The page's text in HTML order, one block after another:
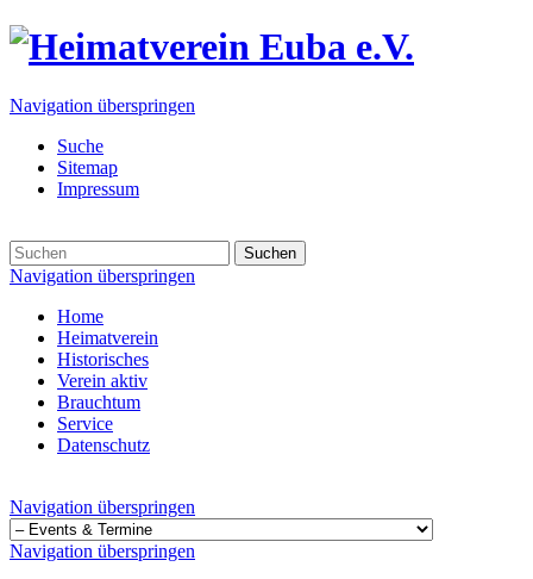
Navigation überspringen
Suche
Sitemap
Impressum
Suchen
Navigation überspringen
Home
Heimatverein
Historisches
Verein aktiv
Brauchtum
Service
Datenschutz
Navigation überspringen
Navigation überspringen